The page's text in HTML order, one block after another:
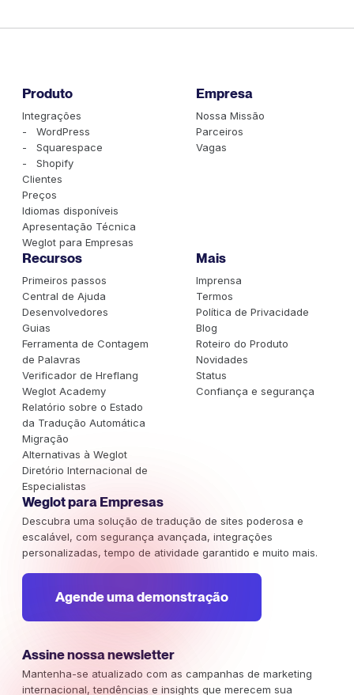
Produto
Integrações
- WordPress
- Squarespace
- Shopify
Clientes
Preços
Idiomas disponíveis
Apresentação Técnica
Weglot para Empresas
Empresa
Nossa Missão
Parceiros
Vagas
Recursos
Primeiros passos
Central de Ajuda
Desenvolvedores
Guias
Ferramenta de Contagem
de Palavras
Verificador de Hreflang
Weglot Academy
Relatório sobre o Estado
da Tradução Automática
Migração
Alternativas à Weglot
Diretório Internacional de
Especialistas
Mais
Imprensa
Termos
Política de Privacidade
Blog
Roteiro do Produto
Novidades
Status
Confiança e segurança
Weglot para Empresas
Descubra uma solução de tradução de sites poderosa e
escalável, com segurança avançada, integrações
personalizadas, tempo de atividade garantido e muito mais.
Agende uma demonstração
Assine nossa newsletter
Mantenha-se atualizado com as campanhas de marketing
internacional, tendências e insights que merecem sua